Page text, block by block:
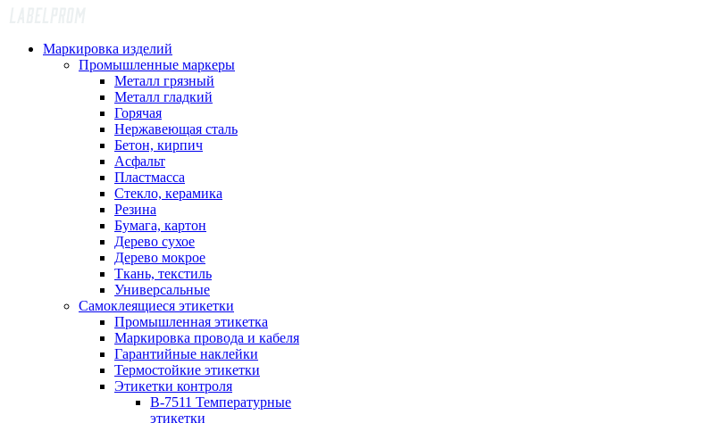
Маркировка изделий
Промышленные маркеры
Металл грязный
Металл гладкий
Горячая
Нержавеющая сталь
Бетон, кирпич
Асфальт
Пластмасса
Стекло, керамика
Резина
Бумага, картон
Дерево сухое
Дерево мокрое
Ткань, текстиль
Универсальные
Самоклеящиеся этикетки
Промышленная этикетка
Маркировка провода и кабеля
Гарантийные наклейки
Термостойкие этикетки
Этикетки контроля
B-7511 Температурные
этикетки